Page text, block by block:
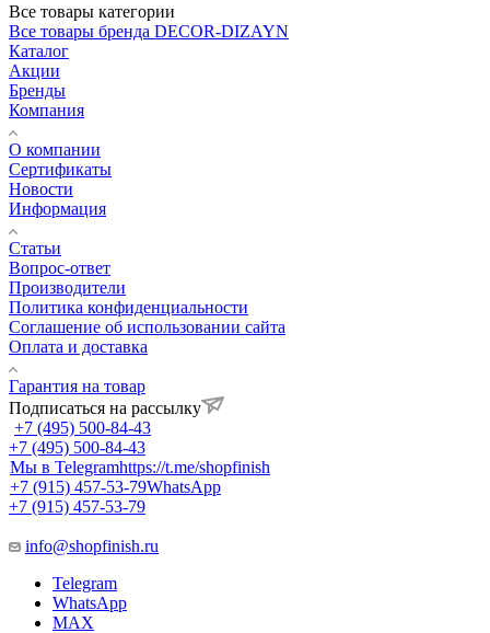
Все товары категории
Все товары бренда DECOR-DIZAYN
Каталог
Акции
Бренды
Компания
О компании
Сертификаты
Новости
Информация
Статьи
Вопрос-ответ
Производители
Политика конфиденциальности
Соглашение об использовании сайта
Оплата и доставка
Гарантия на товар
Подписаться на рассылку
+7 (495) 500-84-43
+7 (495) 500-84-43
Мы в Telegramhttps://t.me/shopfinish
+7 (915) 457-53-79WhatsApp
+7 (915) 457-53-79
info@shopfinish.ru
Telegram
WhatsApp
MAX